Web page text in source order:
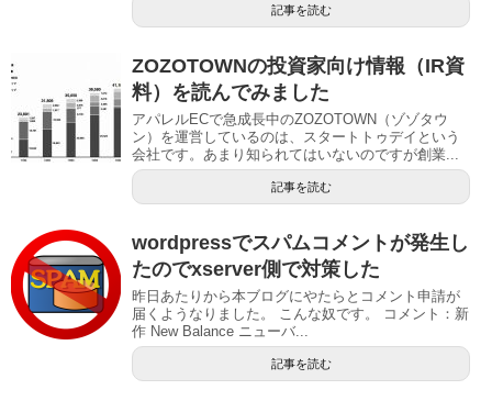
記事を読む
ZOZOTOWNの投資家向け情報（IR資
料）を読んでみました
アパレルECで急成長中のZOZOTOWN（ゾゾタウ
ン）を運営しているのは、スタートトゥデイという
会社です。あまり知られてはいないのですが創業...
記事を読む
wordpressでスパムコメントが発生し
たのでxserver側で対策した
昨日あたりから本ブログにやたらとコメント申請が
届くようなりました。 こんな奴です。 コメント：新
作 New Balance ニューバ...
記事を読む